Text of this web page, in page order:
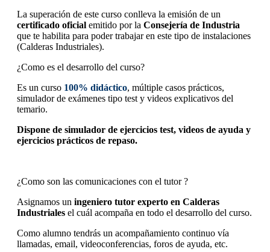
La superación de este curso conlleva la emisión de un
certificado oficial emitido por la Consejería de Industria
que te habilita para poder trabajar en este tipo de instalaciones
(Calderas Industriales).
¿Como es el desarrollo del curso?
Es un curso 100% didáctico, múltiple casos prácticos,
simulador de exámenes tipo test y videos explicativos del
temario.
Dispone de simulador de ejercicios test, videos de ayuda y
ejercicios prácticos de repaso.
¿Como son las comunicaciones con el tutor ?
Asignamos un ingeniero tutor experto en Calderas
Industriales el cuál acompaña en todo el desarrollo del curso.
Como alumno tendrás un acompañamiento continuo vía
llamadas, email, videoconferencias, foros de ayuda, etc.